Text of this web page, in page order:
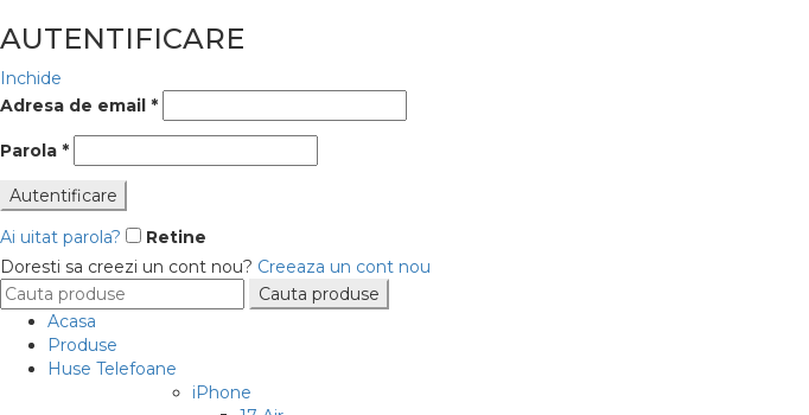
AUTENTIFICARE
Inchide
Adresa de email *
Parola *
Autentificare
Ai uitat parola?
Retine
Doresti sa creezi un cont nou? Creeaza un cont nou
Search
for:
Cauta produse
Acasa
Produse
Huse Telefoane
iPhone